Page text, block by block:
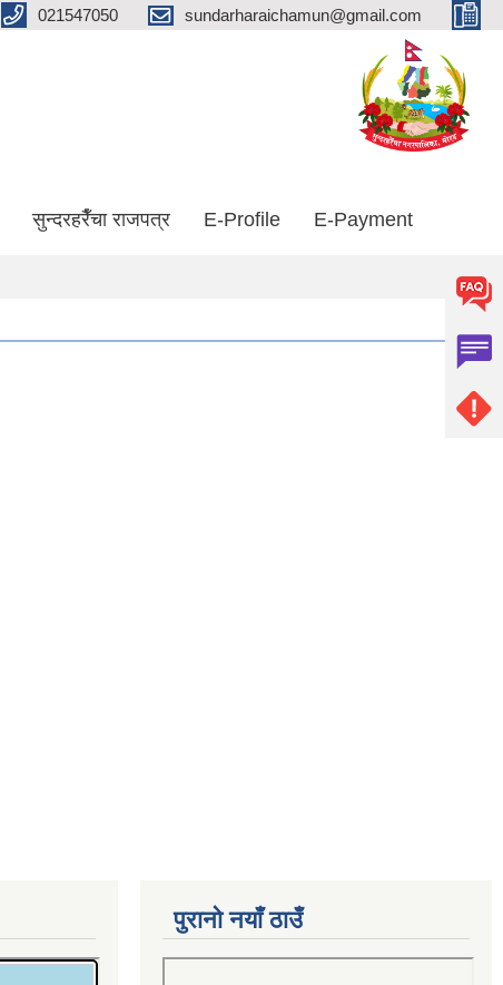
021547050 sundarharaichamun@gmail.com
सुन्दरहरैँचा राजपत्र E-Profile E-Payment
पुरानो नयाँ ठाउँ